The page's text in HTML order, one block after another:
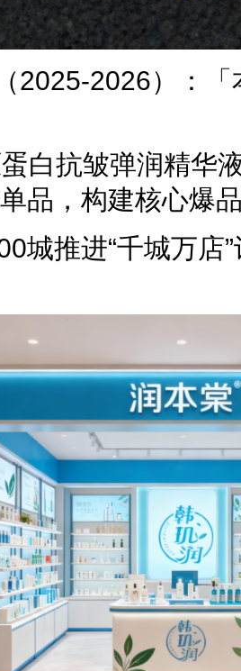
2025-2026）：「
白抗皱弹润精华
品，构建核心爆
城推进“千城万店